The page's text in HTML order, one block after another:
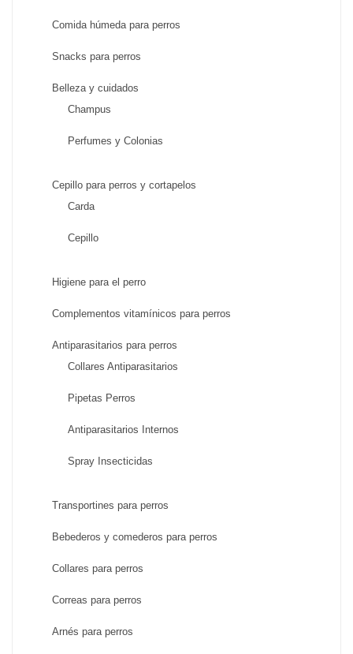
Comida húmeda para perros
Snacks para perros
Belleza y cuidados
Champus
Perfumes y Colonias
Cepillo para perros y cortapelos
Carda
Cepillo
Higiene para el perro
Complementos vitamínicos para perros
Antiparasitarios para perros
Collares Antiparasitarios
Pipetas Perros
Antiparasitarios Internos
Spray Insecticidas
Transportines para perros
Bebederos y comederos para perros
Collares para perros
Correas para perros
Arnés para perros